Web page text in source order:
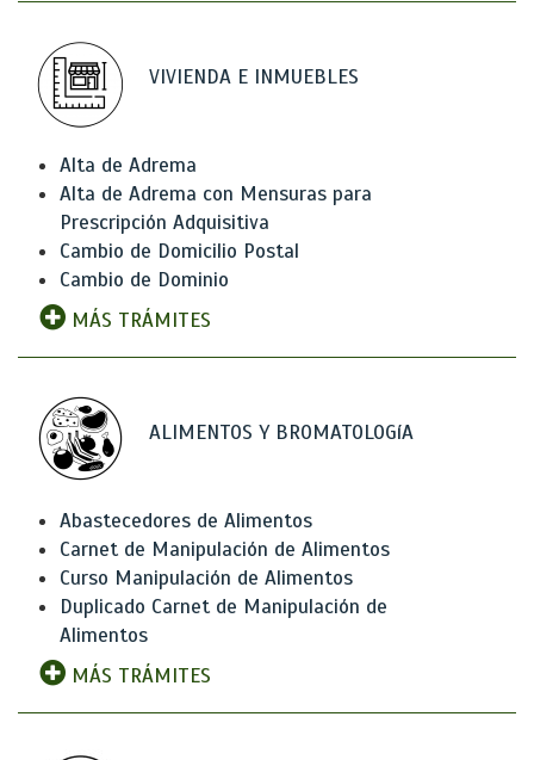
VIVIENDA E INMUEBLES
Alta de Adrema
Alta de Adrema con Mensuras para
Prescripción Adquisitiva
Cambio de Domicilio Postal
Cambio de Dominio
MÁS TRÁMITES
ALIMENTOS Y BROMATOLOGíA
Abastecedores de Alimentos
Carnet de Manipulación de Alimentos
Curso Manipulación de Alimentos
Duplicado Carnet de Manipulación de
Alimentos
MÁS TRÁMITES